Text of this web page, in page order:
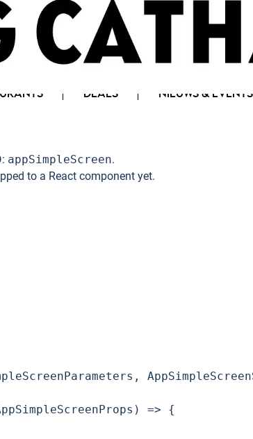
DEALS NIEUWS & EVENTS
appSimpleScreen.
to a React component yet.
=> {